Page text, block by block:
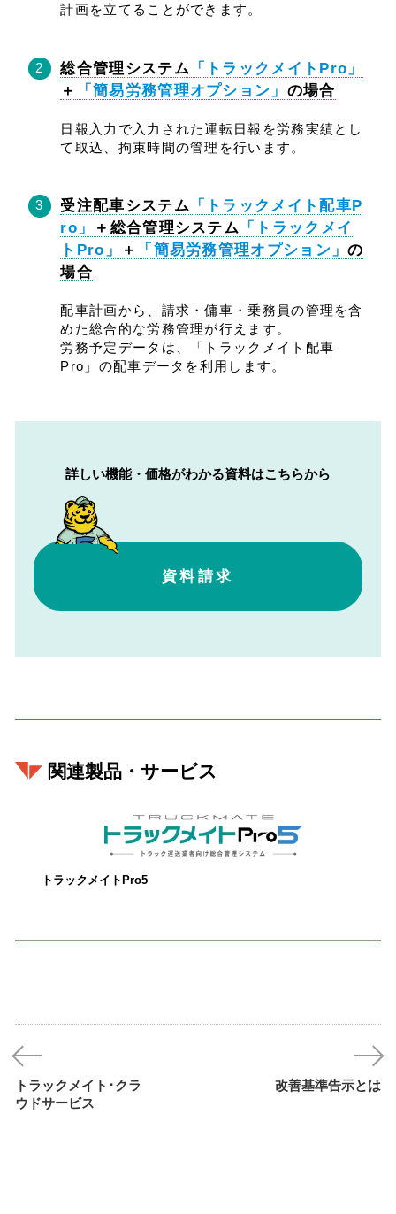
計画を立てることができます。
総合管理システム 「トラックメイトPro」
＋
「簡易労務管理オプション」 の場合
日報入力で入力された運転日報を労務実績とし
て取込、拘束時間の管理を行います。
受注配車システム 「トラックメイト配車P
ro」
＋総合管理システム 「トラックメイ
トPro」
＋ 「簡易労務管理オプション」の
場合
配車計画から、請求・傭車・乗務員の管理を含
めた総合的な労務管理が行えます。
労務予定データは、「トラックメイト配車
Pro」の配車データを利用します。
詳しい機能・価格がわかる資料はこちらから
資料請求
関連製品・サービス
トラックメイトPro5
トラックメイト･クラ
ウドサービス
改善基準告示とは